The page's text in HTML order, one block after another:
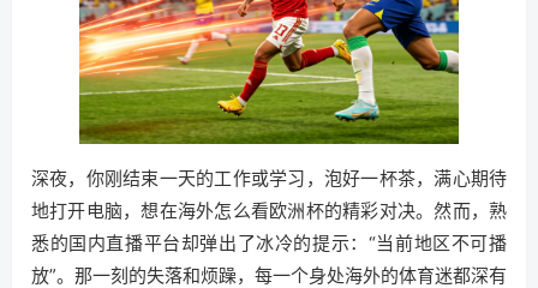
深夜，你刚结束一天的工作或学习，泡好一杯茶，满心期待
地打开电脑，想在海外怎么看欧洲杯的精彩对决。然而，熟
悉的国内直播平台却弹出了冰冷的提示：“当前地区不可播
放”。那一刻的失落和烦躁，每一个身处海外的体育迷都深有